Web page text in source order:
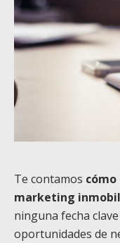
Te contamos
marketing
ninguna fecha
oportunidades de